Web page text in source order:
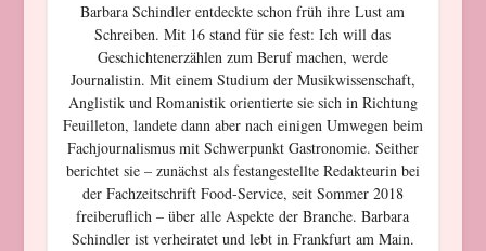
Barbara Schindler entdeckte schon früh ihre Lust am
Schreiben. Mit 16 stand für sie fest: Ich will das
Geschichtenerzählen zum Beruf machen, werde
Journalistin. Mit einem Studium der Musikwissenschaft,
Anglistik und Romanistik orientierte sie sich in Richtung
Feuilleton, landete dann aber nach einigen Umwegen beim
Fachjournalismus mit Schwerpunkt Gastronomie. Seither
berichtet sie – zunächst als festangestellte Redakteurin bei
der Fachzeitschrift Food-Service, seit Sommer 2018
freiberuflich – über alle Aspekte der Branche. Barbara
Schindler ist verheiratet und lebt in Frankfurt am Main.